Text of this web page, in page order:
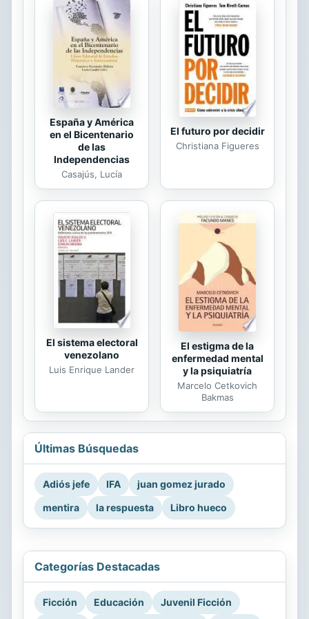
evolución epidemiológica de la
mayoría de enfermedades pone de
manifiesto que mucho antes de la
generalización de los programas de
vacunación, la morbi-mortalidad
había disminuido...
España y América
en el Bicentenario
de las
Independencias
Casajús, Lucía
El futuro por decidir
Christiana Figueres
El sistema electoral
venezolano
Luis Enrique Lander
El estigma de la
enfermedad mental
y la psiquiatría
Marcelo Cetkovich
Bakmas
Últimas Búsquedas
Adiós jefe IFA
juan gomez jurado
mentira
la respuesta Libro hueco
Categorías Destacadas
Ficción Educación Juvenil Ficción